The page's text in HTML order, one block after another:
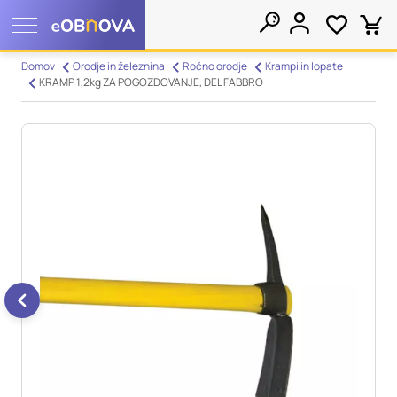
Domov Orodje in železnina Ročno orodje
Krampi in lopate
KRAMP 1,2kg ZA POGOZDOVANJE, DEL FABBRO
Nastavitve piškotkov
nastavitve, vašo napravo ali pa skrbijo, da vaše spletno mesto
deluje v skladu z vašimi pričakovanji. Te informacije običajno
ne razkrivajo neposredno vaše identitete, vendar vam lahko
zagotovijo bolj prilagojeno spletno uporabniško izkušnjo.
Nekatere vrste piškotkov lahko zavrnete. Klikajte različna
imena kategorij, da si ogledate več informacij in spremenite
privzete nastavitve. Blokiranje določenih vrst piškotkov vpliva
na vašo uporabo tega spletnega mesta in naše storitve.